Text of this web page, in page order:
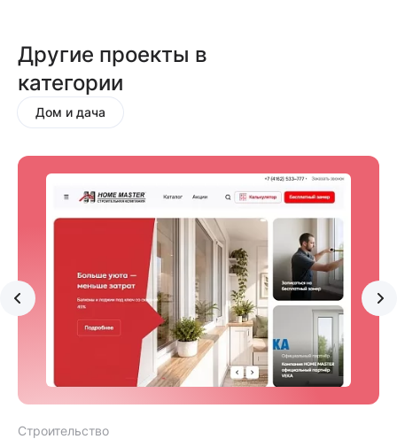
Другие проекты в
категории
Дом и дача
Строительство